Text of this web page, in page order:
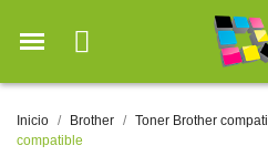
Inicio Brother Toner Brother
compatible